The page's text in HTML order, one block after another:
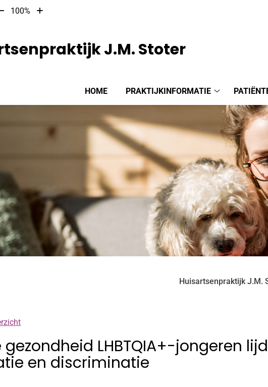
10%
100%
Tekst
HOME
PRAKTIJKINFORMATIE
submenu
J.M. Stoter
Huisartsenpraktijk J.M.
gezondheid LHBTQIA+-jongeren
en discriminatie